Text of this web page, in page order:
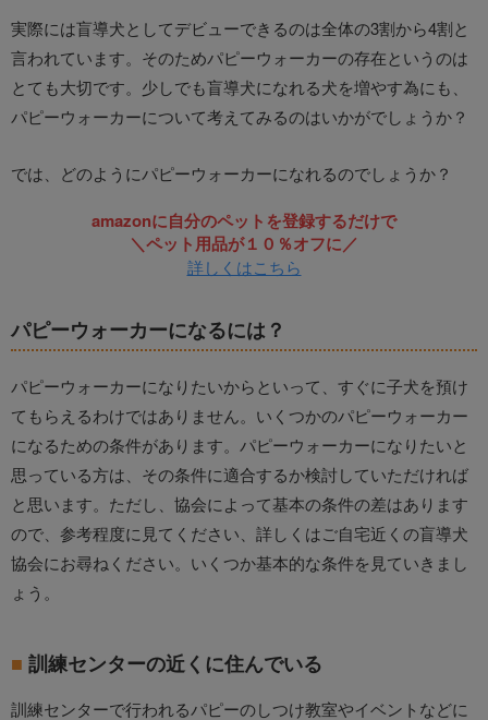
実際には盲導犬としてデビューできるのは全体の3割から4割と
言われています。そのためパピーウォーカーの存在というのは
とても大切です。少しでも盲導犬になれる犬を増やす為にも、
パピーウォーカーについて考えてみるのはいかがでしょうか？
では、どのようにパピーウォーカーになれるのでしょうか？
amazonに自分のペットを登録するだけで
＼ペット用品が１０％オフに／
詳しくはこちら
パピーウォーカーになるには？
パピーウォーカーになりたいからといって、すぐに子犬を預け
てもらえるわけではありません。いくつかのパピーウォーカー
になるための条件があります。パピーウォーカーになりたいと
思っている方は、その条件に適合するか検討していただければ
と思います。ただし、協会によって基本の条件の差はあります
ので、参考程度に見てください、詳しくはご自宅近くの盲導犬
協会にお尋ねください。いくつか基本的な条件を見ていきまし
ょう。
訓練センターの近くに住んでいる
訓練センターで行われるパピーのしつけ教室やイベントなどに